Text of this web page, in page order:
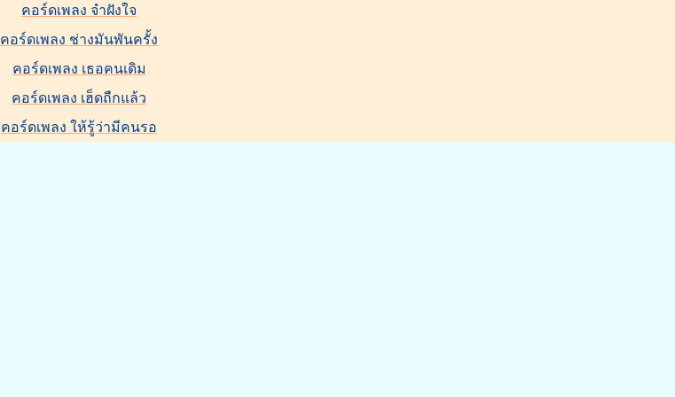
คอร์ดเพลง จำฝังใจ
คอร์ดเพลง ช่างมันพันครั้ง
คอร์ดเพลง เธอคนเดิม
คอร์ดเพลง เฮ็ดถืกแล้ว
คอร์ดเพลง ให้รู้ว่ามีคนรอ